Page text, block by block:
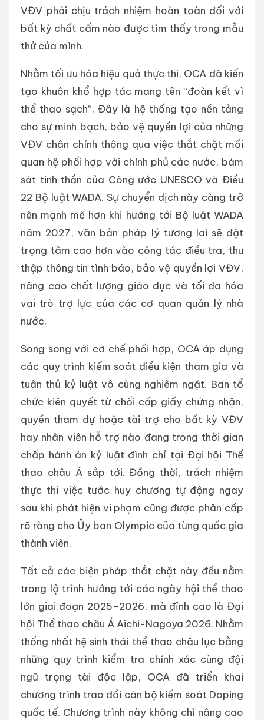
VĐV phải chịu trách nhiệm hoàn toàn đối với
bất kỳ chất cấm nào được tìm thấy trong mẫu
thử của mình.
Nhằm tối ưu hóa hiệu quả thực thi, OCA đã kiến
tạo khuôn khổ hợp tác mang tên “đoàn kết vì
thể thao sạch”. Đây là hệ thống tạo nền tảng
cho sự minh bạch, bảo vệ quyền lợi của những
VĐV chân chính thông qua việc thắt chặt mối
quan hệ phối hợp với chính phủ các nước, bám
sát tinh thần của Công ước UNESCO và Điều
22 Bộ luật WADA. Sự chuyển dịch này càng trở
nên mạnh mẽ hơn khi hướng tới Bộ luật WADA
năm 2027, văn bản pháp lý tương lai sẽ đặt
trọng tâm cao hơn vào công tác điều tra, thu
thập thông tin tình báo, bảo vệ quyền lợi VĐV,
nâng cao chất lượng giáo dục và tối đa hóa
vai trò trợ lực của các cơ quan quản lý nhà
nước.
Song song với cơ chế phối hợp, OCA áp dụng
các quy trình kiểm soát điều kiện tham gia và
tuân thủ kỷ luật vô cùng nghiêm ngặt. Ban tổ
chức kiên quyết từ chối cấp giấy chứng nhận,
quyền tham dự hoặc tài trợ cho bất kỳ VĐV
hay nhân viên hỗ trợ nào đang trong thời gian
chấp hành án kỷ luật đình chỉ tại Đại hội Thể
thao châu Á sắp tới. Đồng thời, trách nhiệm
thực thi việc tước huy chương tự động ngay
sau khi phát hiện vi phạm cũng được phân cấp
rõ ràng cho Ủy ban Olympic của từng quốc gia
thành viên.
Tất cả các biện pháp thắt chặt này đều nằm
trong lộ trình hướng tới các ngày hội thể thao
lớn giai đoạn 2025–2026, mà đỉnh cao là Đại
hội Thể thao châu Á Aichi-Nagoya 2026. Nhằm
thống nhất hệ sinh thái thể thao châu lục bằng
những quy trình kiểm tra chính xác cùng đội
ngũ trọng tài độc lập, OCA đã triển khai
chương trình trao đổi cán bộ kiểm soát Doping
quốc tế. Chương trình này không chỉ nâng cao